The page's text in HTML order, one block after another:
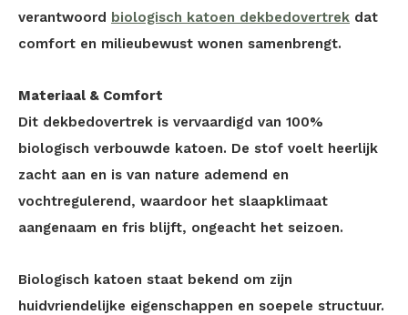
verantwoord biologisch katoen dekbedovertrek dat
comfort en milieubewust wonen samenbrengt.
Materiaal & Comfort
Dit dekbedovertrek is vervaardigd van 100%
biologisch verbouwde katoen. De stof voelt heerlijk
zacht aan en is van nature ademend en
vochtregulerend, waardoor het slaapklimaat
aangenaam en fris blijft, ongeacht het seizoen.
Biologisch katoen staat bekend om zijn
huidvriendelijke eigenschappen en soepele structuur.